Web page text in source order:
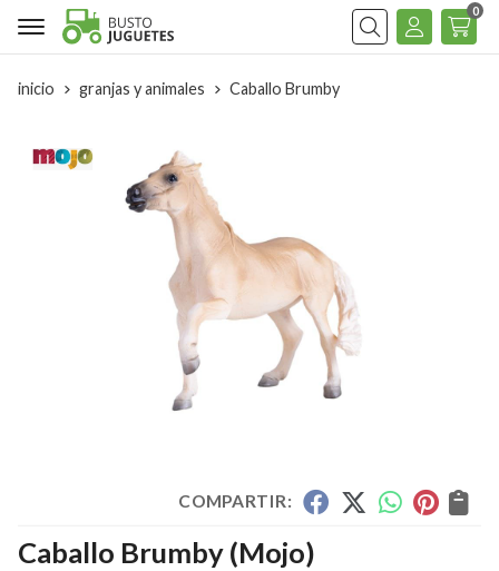
Buscar
0
inicio granjas y animales Caballo Brumby
COMPARTIR:
Caballo Brumby (Mojo)